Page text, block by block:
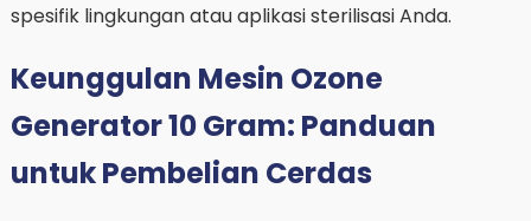
spesifik lingkungan atau aplikasi sterilisasi Anda.
Keunggulan Mesin Ozone
Generator 10 Gram: Panduan
untuk Pembelian Cerdas